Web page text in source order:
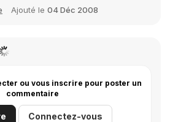
Ajouté le 04 Déc 2008
ou vous inscrire pour poster un
commentaire
Connectez-vous